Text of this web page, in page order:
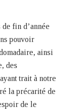
fin d’année
pouvoir
ainsi
des
trait à notre
la précarité de
de le